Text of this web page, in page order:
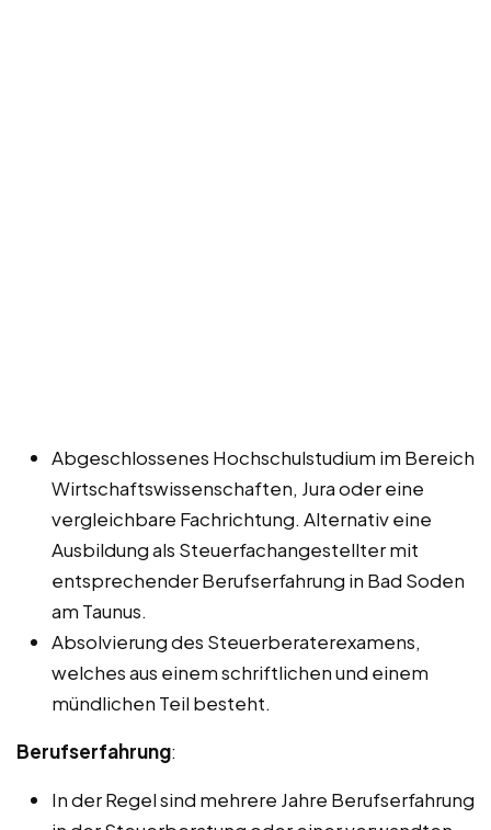
Abgeschlossenes Hochschulstudium im Bereich
Wirtschaftswissenschaften, Jura oder eine
vergleichbare Fachrichtung. Alternativ eine
Ausbildung als Steuerfachangestellter mit
entsprechender Berufserfahrung in Bad Soden
am Taunus.
Absolvierung des Steuerberaterexamens,
welches aus einem schriftlichen und einem
mündlichen Teil besteht.
Berufserfahrung:
In der Regel sind mehrere Jahre Berufserfahrung